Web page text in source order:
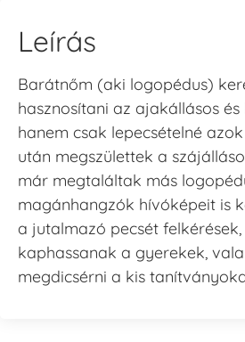
Leírás
Barátnőm (aki logopédus)
hasznosítani az ajakállásos
hanem csak lepecsételné
után megszülettek a
már megtaláltak más
magánhangzók hívóképeit is
a jutalmazó pecsét
kaphassanak a gyerekek,
megdicsérni a kis